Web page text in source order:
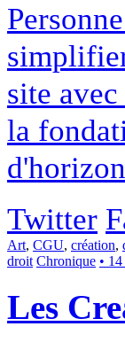
site
la
Twitter
Art, CGU, création,
droit Chronique •
Les